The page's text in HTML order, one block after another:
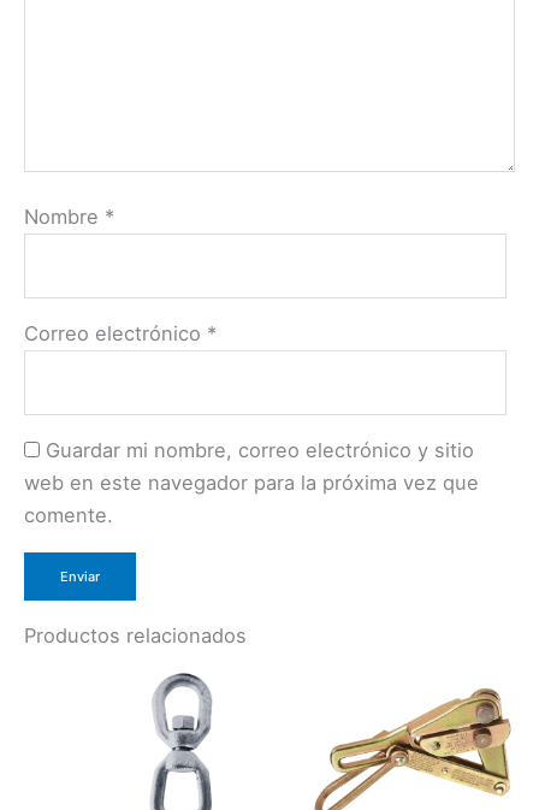
Nombre *
Correo electrónico *
Guardar mi nombre, correo electrónico y sitio
web en este navegador para la próxima vez que
comente.
Productos relacionados